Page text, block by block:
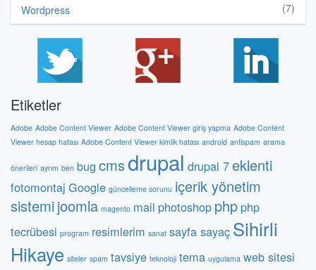
Wordpress (7)
Etiketler
Adobe Adobe Content Viewer Adobe Content Viewer giriş yapma Adobe Content
Viewer hesap hatası Adobe Content Viewer kimlik hatası android antispam arama
önerileri ayrım ben bug cmsdrupal drupal 7eklenti
fotomontaj Google güncelleme sorunu içerik yönetim
sistemijoomla magento mail photoshop php php
tecrübesi program resimlerim sanat sayfa sayaç Sihirli
Hikaye siteler spam tavsiye teknoloji tema uygulama web sitesi